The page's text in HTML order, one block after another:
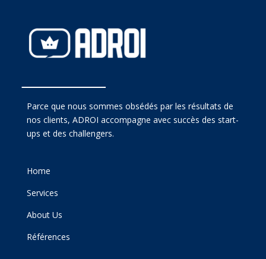
Parce que nous sommes obsédés par les résultats de
nos clients, ADROI accompagne avec succès des start-
ups et des challengers.
Home
Services
About Us
Références